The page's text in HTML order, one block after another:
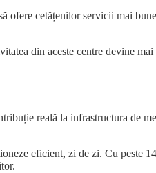
cetățenilor servicii mai
din aceste centre devine
reală la infrastructura de
eficient, zi de zi. Cu peste